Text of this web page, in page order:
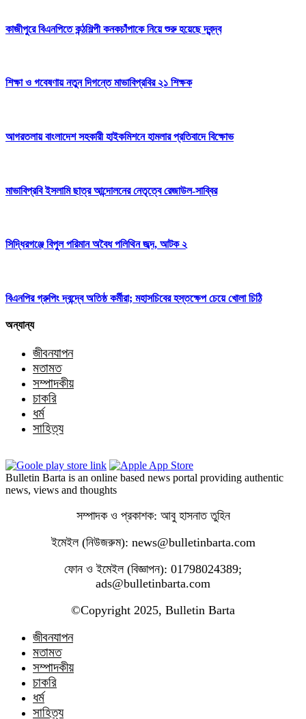
কাজীপুরে বিএনপিতে কন্ঠশিল্পী কনকচাঁপাকে নিয়ে শুরু হয়েছে দ্বন্দ্ব
শিক্ষা ও গবেষণায় নতুন দিগন্তে মাভাবিপ্রবির ২১ শিক্ষক
আগরতলায় বাংলাদেশ সহকারী হাইকমিশনে হামলার প্রতিবাদে বিক্ষোভ
মাভাবিপ্রবি ইসলামি ছাত্র আন্দোলনের নেতৃত্বে রেজাউল-সাব্বির
সিদ্ধিরগঞ্জে বিপুল পরিমান অবৈধ পলিথিন জব্দ, আটক ২
বিএনপির গ্রুপিং দ্বন্দ্বে অতিষ্ঠ কর্মীরা; মহাসচিবের হস্তক্ষেপ চেয়ে খোলা চিঠি
অন্যান্য
জীবনযাপন
মতামত
সম্পাদকীয়
চাকরি
ধর্ম
সাহিত্য
Bulletin Barta is an online based news portal providing authentic
news, views and thoughts
সম্পাদক ও প্রকাশক: আবু হাসনাত তুহিন
ইমেইল (নিউজরুম): news@bulletinbarta.com
ফোন ও ইমেইল (বিজ্ঞাপন): 01798024389;
ads@bulletinbarta.com
©️Copyright 2025, Bulletin Barta
জীবনযাপন
মতামত
সম্পাদকীয়
চাকরি
ধর্ম
সাহিত্য